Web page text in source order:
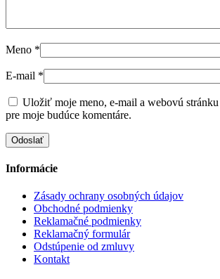
Meno *
E-mail *
Uložiť moje meno, e-mail a webovú
pre moje budúce komentáre.
Informácie
Zásady ochrany osobných údajov
Obchodné podmienky
Reklamačné podmienky
Reklamačný formulár
Odstúpenie od zmluvy
Kontakt